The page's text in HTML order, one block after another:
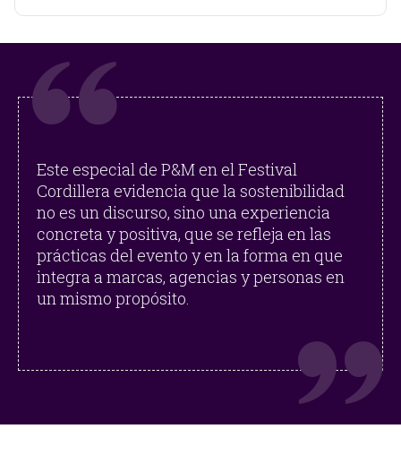
Este especial de P&M en el Festival
Cordillera evidencia que la sostenibilidad
no es un discurso, sino una experiencia
concreta y positiva, que se refleja en las
prácticas del evento y en la forma en que
integra a marcas, agencias y personas en
un mismo propósito.